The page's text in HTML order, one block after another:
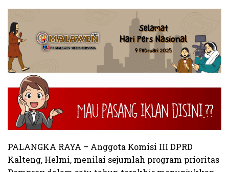
PALANGKA RAYA – Anggota Komisi III DPRD
Kalteng, Helmi, menilai sejumlah program prioritas